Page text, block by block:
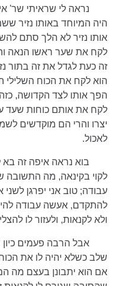
נראה לי שראיתי שר'
היה המיוחד באותו נזיר
אותו נזיר לא הלך סתם
לקח את שער ראשו הנאה
זה כעת לגדל את זה בתור
הוא לקח את הכוח השלילי
הפך אותו לצד הקדושה,
לקח את אותם כוחות שעד
יצרו והרי הם מוקדשים
לאכול.
בוא נראה איפה זה בא
לקוי בקינאה, מה התשובה
עבודה; טוב אני יפרגן לשני
להתקדם, אעשה עבודה
ולא לקנאות, ולעזור לו
אבל הרבה פעמים כיון
שלב כשלא יהיה לו את
אם הוא יתבונן בעצם מה